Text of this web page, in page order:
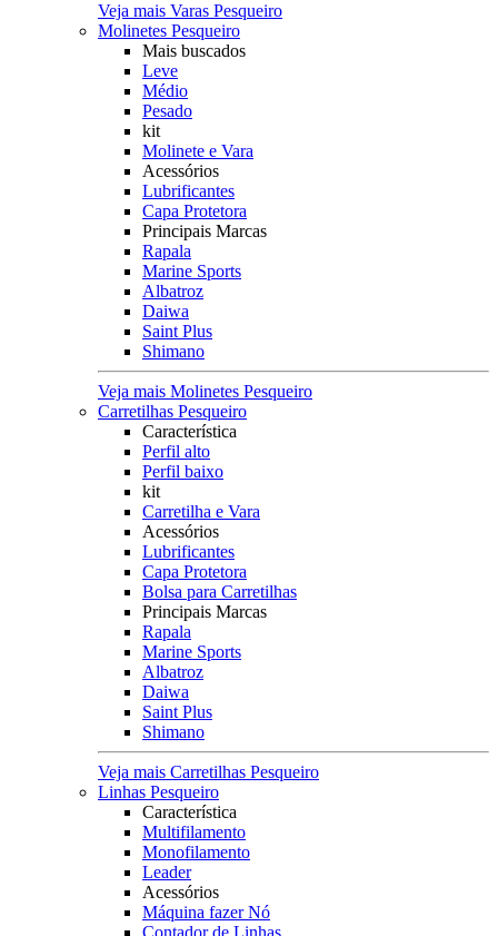
Veja mais Varas Pesqueiro
Molinetes Pesqueiro
Mais buscados
Leve
Médio
Pesado
kit
Molinete e Vara
Acessórios
Lubrificantes
Capa Protetora
Principais Marcas
Rapala
Marine Sports
Albatroz
Daiwa
Saint Plus
Shimano
Veja mais Molinetes Pesqueiro
Carretilhas Pesqueiro
Característica
Perfil alto
Perfil baixo
kit
Carretilha e Vara
Acessórios
Lubrificantes
Capa Protetora
Bolsa para Carretilhas
Principais Marcas
Rapala
Marine Sports
Albatroz
Daiwa
Saint Plus
Shimano
Veja mais Carretilhas Pesqueiro
Linhas Pesqueiro
Característica
Multifilamento
Monofilamento
Leader
Acessórios
Máquina fazer Nó
Contador de Linhas